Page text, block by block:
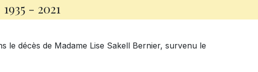
1935 - 2021
le décès de Madame Lise Sakell Bernier, survenu le